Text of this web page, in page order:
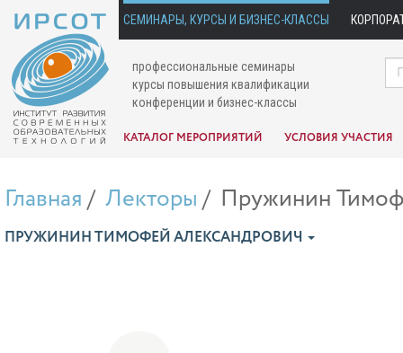
СЕМИНАРЫ, КУРСЫ И БИЗНЕС-КЛАССЫ
профессиональные семинары
курсы повышения квалификации
конференции и бизнес-классы
КАТАЛОГ МЕРОПРИЯТИЙ УСЛОВИЯ УЧАСТИЯ
Главная Лекторы Пружинин
ПРУЖИНИН ТИМОФЕЙ АЛЕКСАНДРОВИЧ